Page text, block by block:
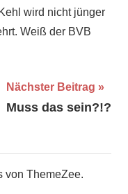
wird nicht jünger
Weiß der BVB
Nächster Beitrag
Muss das sein?!?
von ThemeZee.